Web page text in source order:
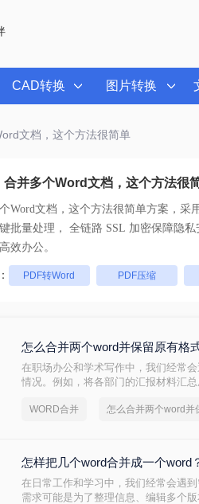
CAD转换 图片转换
文档，这个方法很简单
合并多个Word文档，这个方法很
Word文档，这个方法很简单方案，采
版不乱码。支持一键批量处理， 全链路
效办公。
PDF转Word PDF压缩
怎么合并两个word并保留原有格
在职场办公和学术写作中，我们经常
情况。例如，将各部门的汇报材料汇
WORD合并
怎样把几个word合并成一个word
在日常工作和学习中，我们经常会遇
需求可能是为了整理信息、编辑多个